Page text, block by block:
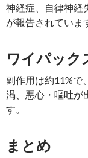
神経症、自律神経
が報告されていま
ワイパック
副作用は約11%で
渇、悪心・嘔吐が
す。
まとめ